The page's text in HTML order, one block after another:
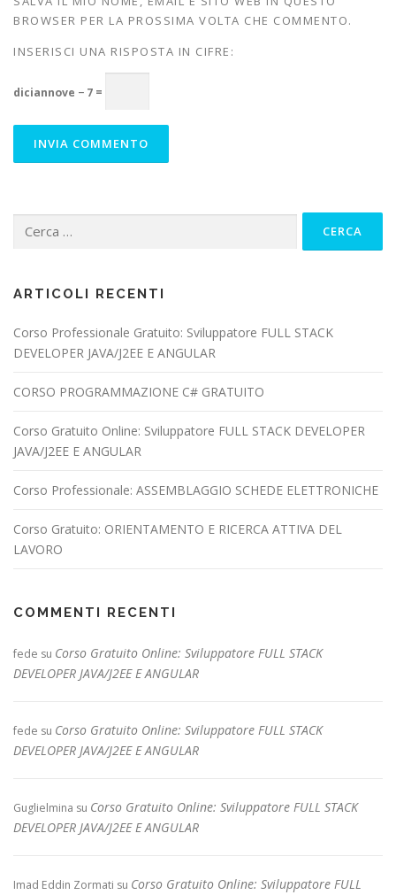
BROWSER PER LA PROSSIMA VOLTA CHE COMMENTO.
INSERISCI UNA RISPOSTA IN CIFRE:
diciannove − 7 =
per:
ARTICOLI RECENTI
Corso Professionale Gratuito: Sviluppatore FULL STACK
DEVELOPER JAVA/J2EE E ANGULAR
CORSO PROGRAMMAZIONE C# GRATUITO
Corso Gratuito Online: Sviluppatore FULL STACK DEVELOPER
JAVA/J2EE E ANGULAR
Corso Professionale: ASSEMBLAGGIO SCHEDE ELETTRONICHE
Corso Gratuito: ORIENTAMENTO E RICERCA ATTIVA DEL
LAVORO
COMMENTI RECENTI
fede su Corso Gratuito Online: Sviluppatore FULL STACK
DEVELOPER JAVA/J2EE E ANGULAR
fede su Corso Gratuito Online: Sviluppatore FULL STACK
DEVELOPER JAVA/J2EE E ANGULAR
Guglielmina su Corso Gratuito Online: Sviluppatore FULL STACK
DEVELOPER JAVA/J2EE E ANGULAR
Imad Eddin Zormati su Corso Gratuito Online: Sviluppatore FULL